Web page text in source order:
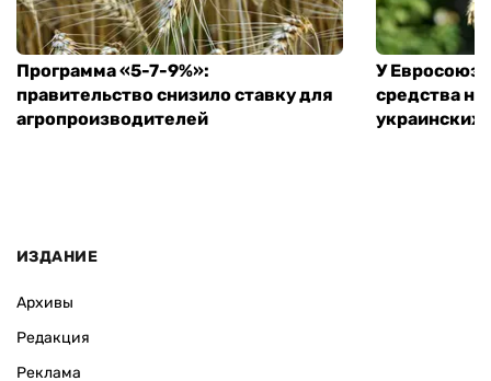
Программа «5-7-9%»:
правительство снизило ставку для
агропроизводителей
У
средства
ИЗДАНИЕ
Архивы
Редакция
Реклама